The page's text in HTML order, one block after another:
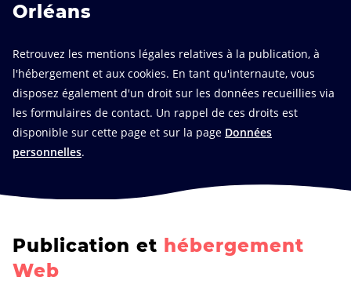
Orléans
Retrouvez les mentions légales relatives à la publication, à
l'hébergement et aux cookies. En tant qu'internaute, vous
disposez également d'un droit sur les données recueillies via
les formulaires de contact. Un rappel de ces droits est
disponible sur cette page et sur la page Données
personnelles.
Publication et hébergement
Web